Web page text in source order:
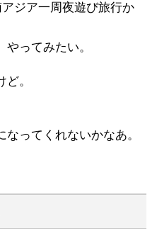
ジア一周夜遊び旅行か
ってみたい。
。
ってくれないかなあ。